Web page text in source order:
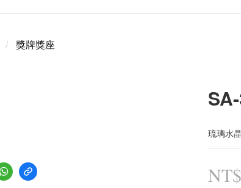
獎牌獎座
琉璃水